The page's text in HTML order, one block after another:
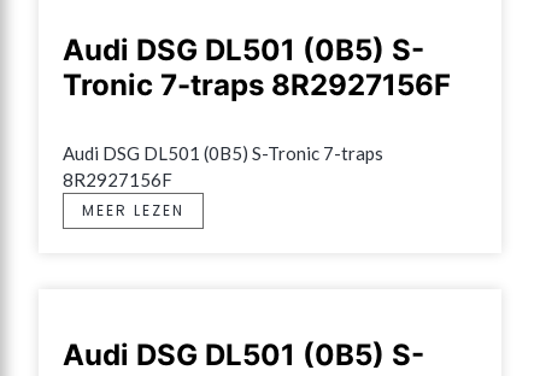
Audi DSG DL501 (0B5) S-
Tronic 7-traps 8R2927156F
Audi DSG DL501 (0B5) S-Tronic 7-traps
8R2927156F
MEER LEZEN
Audi DSG DL501 (0B5) S-